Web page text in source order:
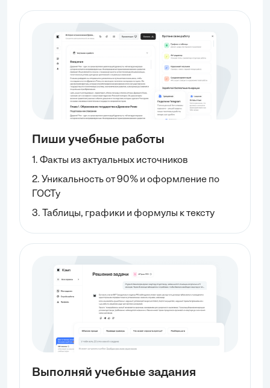
Пиши учебные работы
1. Факты из актуальных источников
2. Уникальность от 90% и оформление по
ГОСТу
3. Таблицы, графики и формулы к тексту
Выполняй учебные задания